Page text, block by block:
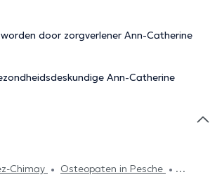
door zorgverlener Ann-Catherine
Ann-Catherine
Chimay
Osteopaten in Pesche